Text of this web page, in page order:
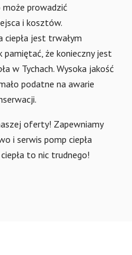
może prowadzić
i kosztów.
ciepła jest trwałym
pamiętać, że konieczny jest
w Tychach. Wysoka jakość
podatne na awarie
oferty! Zapewniamy
i serwis pomp ciepła
to nic trudnego!